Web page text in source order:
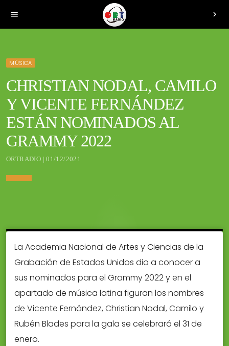
menu chevron_right
MÚSICA
CHRISTIAN NODAL, CAMILO
Y VICENTE FERNÁNDEZ
ESTÁN NOMINADOS AL
GRAMMY 2022
ORTRADIO | 01/12/2021
La Academia Nacional de Artes y Ciencias de la
Grabación de Estados Unidos dio a conocer a
sus nominados para el Grammy 2022 y en el
apartado de música latina figuran los nombres
de Vicente Fernández, Christian Nodal, Camilo y
Rubén Blades para la gala se celebrará el 31 de
enero.